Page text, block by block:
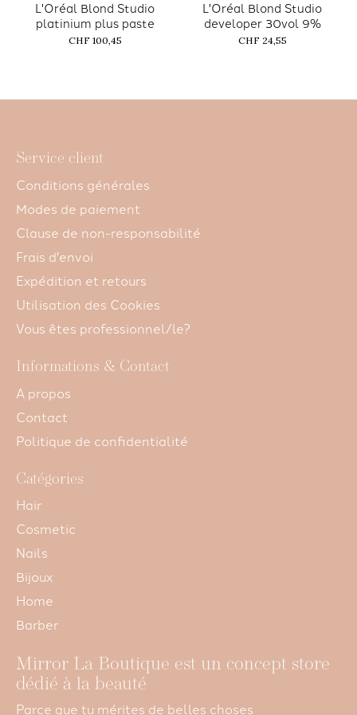
L'Oréal Blond Studio
platinium plus paste
CHF 100,45
L'Oréal Blond Studio
developer 30vol 9%
CHF 24,55
Service client
Conditions générales
Modes de paiement
Clause de non-responsabilité
Frais d'envoi
Expédition et retours
Utilisation des Cookies
Vous êtes professionnel/le?
Informations & Contact
A propos
Contact
Politique de confidentialité
Catégories
Hair
Cosmetic
Nails
Bijoux
Home
Barber
Mirror La Boutique est un concept store
dédié à la beauté
Parce que tu mérites de belles choses